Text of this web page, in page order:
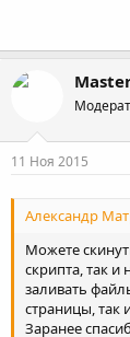
11 Ноя 2015
Александр
Можете
скрипта, так и
заливать
страницы, так
Заранее